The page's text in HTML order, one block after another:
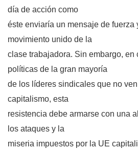
día de acción como
éste enviaría un mensaje de fuerza
movimiento unido de la
clase trabajadora. Sin embargo, en
políticas de la gran mayoría
de los líderes sindicales que no ven
capitalismo, esta
resistencia debe armarse con una
los ataques y la
miseria impuestos por la UE